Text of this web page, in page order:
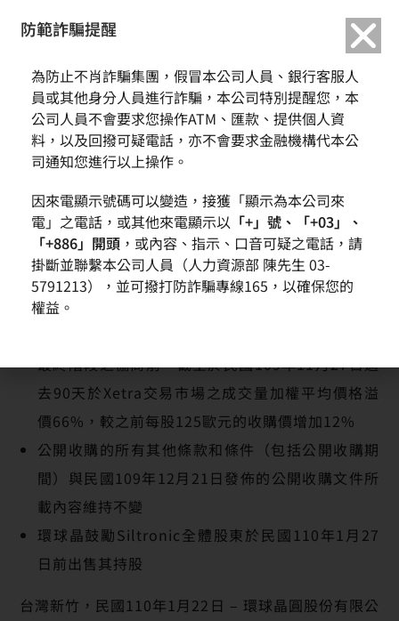
環球晶調整Siltronic收購價至每股140歐元
最終階段之協商前，截至於民國109年11月27日過
去90天於Xetra交易市場之成交量加權平均價格溢
價66%，較之前每股125歐元的收購價增加12%
公開收購的所有其他條款和條件（包括公開收購期
間）與民國109年12月21日發佈的公開收購文件所
載內容維持不變
環球晶鼓勵Siltronic全體股東於民國110年1月27
日前出售其持股
台灣新竹，民國110年1月22日 – 環球晶圓股份有限公
防範詐騙提醒
為防止不肖詐騙集團，假冒本公司人員、銀行客服人
員或其他身分人員進行詐騙，本公司特別提醒您，本
公司人員不會要求您操作ATM、匯款、提供個人資
料，以及回撥可疑電話，亦不會要求金融機構代本公
司通知您進行以上操作。
因來電顯示號碼可以變造，接獲「顯示為本公司來
電」之電話，或其他來電顯示以 「+」號、「+03」、
「+886」開頭 ，或內容、指示、口音可疑之電話，請
掛斷並聯繫本公司人員（人力資源部 陳先生 03-
5791213），並可撥打防詐騙專線165，以確保您的
權益。